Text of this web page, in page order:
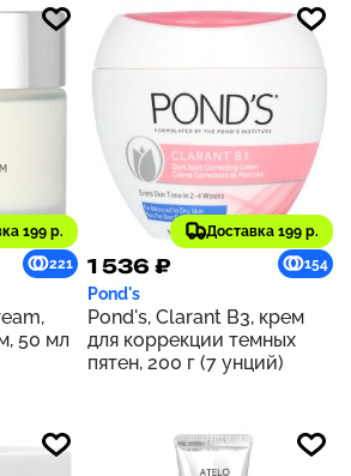
199 р.
221
50 мл
Доставка 199 р.
1 536 ₽ 154
Pond's
Pond's, Clarant B3, крем
для коррекции темных
пятен, 200 г (7 унций)